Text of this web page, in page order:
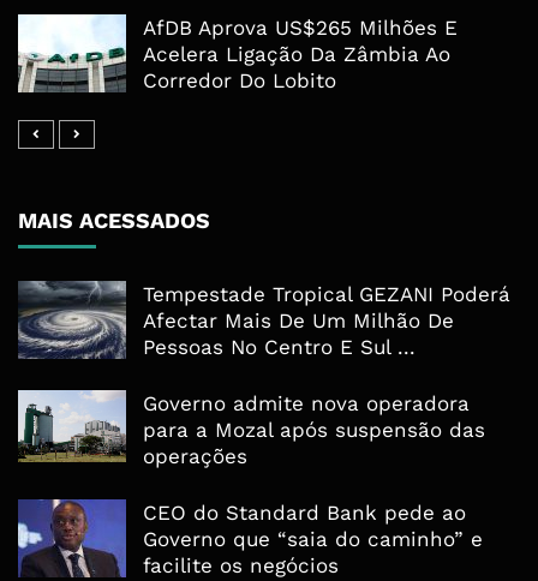
AfDB Aprova US$265 Milhões E
Acelera Ligação Da Zâmbia Ao
Corredor Do Lobito
MAIS ACESSADOS
Tempestade Tropical GEZANI Poderá
Afectar Mais De Um Milhão De
Pessoas No Centro E Sul ...
Governo admite nova operadora
para a Mozal após suspensão das
operações
CEO do Standard Bank pede ao
Governo que “saia do caminho” e
facilite os negócios